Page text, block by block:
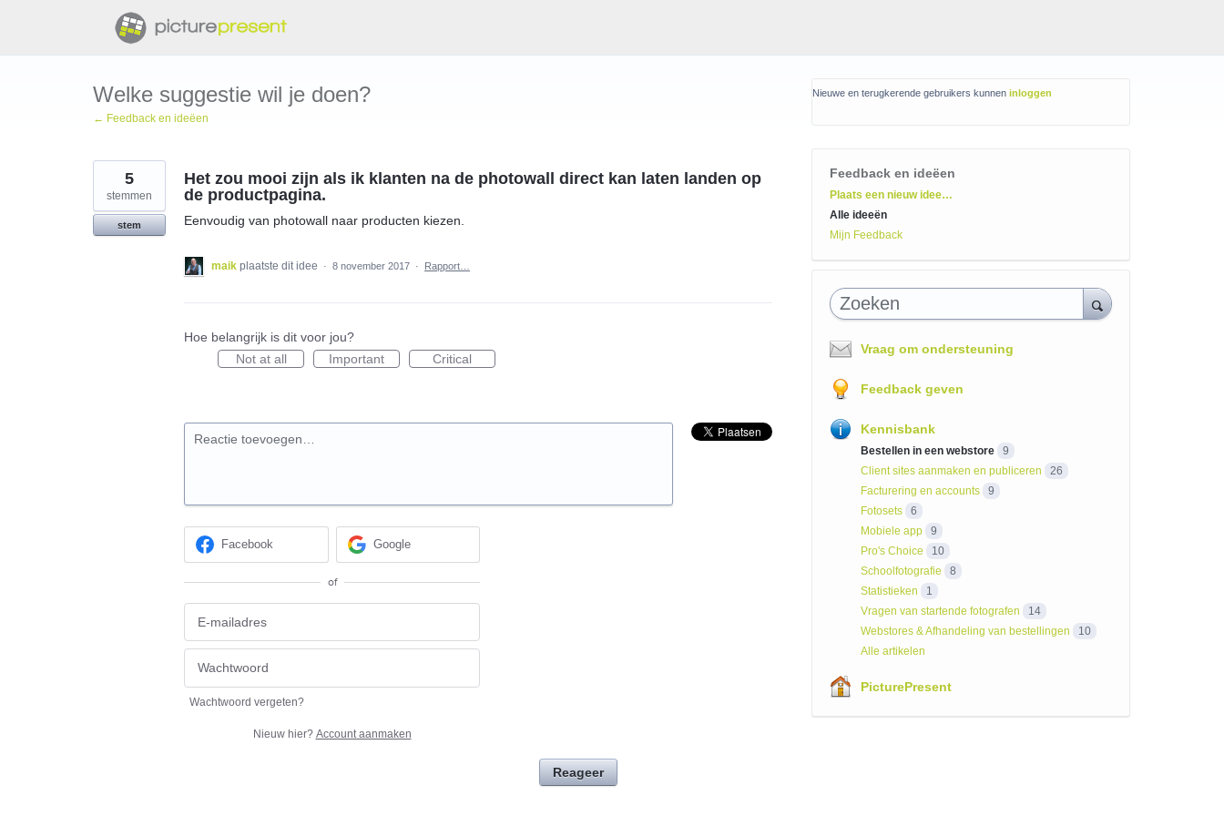
Welke suggestie wil je doen?
← Feedback en ideëen
Het zou mooi zijn als ik klanten na de photowall direct kan laten landen op
de productpagina.
Eenvoudig van photowall naar producten kiezen.
5
stemmen
stem
maik plaatste dit idee · 8 november 2017 · Rapport…
Hoe belangrijk is dit voor jou?
Not at all
Important Critical
Reactie toevoegen…
Facebook Google
of
Wachtwoord vergeten?
Nieuw hier? Account aanmaken
Reageer
Nieuwe en terugkerende gebruikers kunnen inloggen
Feedback en ideëen
Categorieën
Plaats een nieuw idee…
Alle ideeën
Mijn Feedback
Zoeken
Vraag om ondersteuning
Feedback geven
Kennisbank
Bestellen in een webstore
9
Client sites aanmaken en publiceren
26
Facturering en accounts
9
Fotosets
6
Mobiele app
9
Pro's Choice
10
Schoolfotografie
8
Statistieken
1
Vragen van startende fotografen
14
Webstores & Afhandeling van bestellingen
10
Alle artikelen
PicturePresent